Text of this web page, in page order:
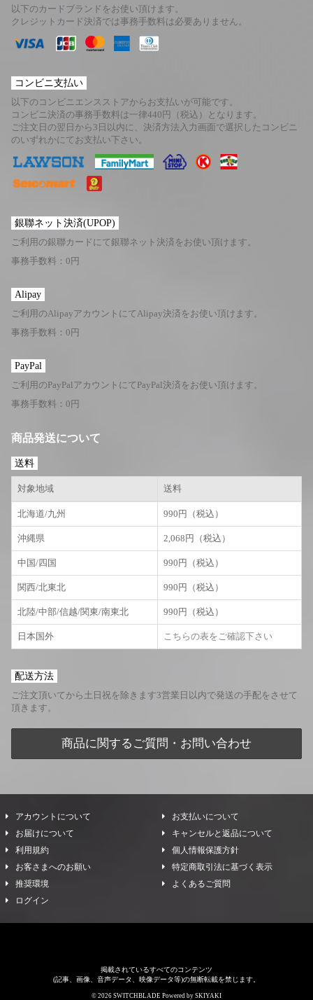
以下のカードブランドをお使い頂けます。
クレジットカード決済では事務手数料は必要ありません。
コンビニ支払い
以下のコンビニエンスストアからお支払いが可能です。
コンビニ決済の事務手数料は一律440円（税込）となります。
ご注文日の翌日から3日以内に、決済方法入力画面で選択したコンビニ
のいずれかにてお支払い下さい。
銀聯ネット決済(UPOP)
ご利用の銀聯カードにて銀聯ネット決済をお使い頂けます。
事務手数料：0円
Alipay
ご利用のAlipayアカウントにてAlipay決済をお使い頂けます。
事務手数料：0円
PayPal
ご利用のPayPalアカウントにてPayPal決済をお使い頂けます。
事務手数料：0円
商品発送について
送料
対象地域 送料
北海道/九州 990円（税込）
沖縄県 2,068円（税込）
中国/四国 990円（税込）
関西/北東北 990円（税込）
北陸/中部/信越/関東/南東北 990円（税込）
日本国外 こちらの表をご確認下さい
配送方法
ご注文頂いてから土日祝を除きます3営業日以内で発送の手配をさせて
頂きます。
商品に関するご質問・お問い合わせ
アカウントについて
お支払いについて
お届けについて
キャンセルと返品について
利用規約
個人情報保護方針
お客さまへのお願い
特定商取引法に基づく表示
推奨環境
よくあるご質問
ログイン
掲載されているすべてのコンテンツ
(記事、画像、音声データ、映像データ等)の無断転載を禁じます。
© 2026 SWITCHBLADE Powered by SKIYAKI